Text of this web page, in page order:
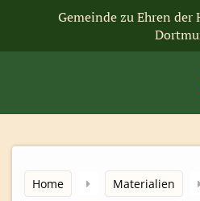
Gemeinde zu Ehren
Home
Materialien